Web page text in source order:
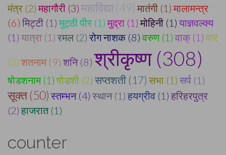
मंत्र (2) महागौरी (3) महाविद्या (49) मातंगी (1) मालामन्त्र
(6) मिट्टी (1) मुट्ठी पीर (1) मुद्रा (1) मोहिनी (1) याज्ञवल्क्य
(1) यात्रा (1) रमल (2) रोग नाशक (8) वरुण (1) वाक् (1) वार
(2) शतनाम (9) शनि (8) श्रीकृष्ण (308)
षोडशनाम (1) षोडशी (2) सप्तशती (17) सभा (1) सर्प (1)
सूक्त (50) स्तम्भन (4) स्थान (1) हयग्रीव (1) हरिहरपुत्र
(2) हाजरात (1)
counter